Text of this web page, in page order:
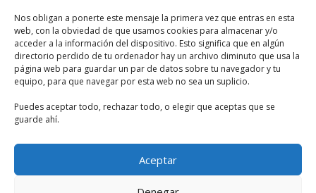
Nos obligan a ponerte este mensaje la primera vez que entras en esta
web, con la obviedad de que usamos cookies para almacenar y/o
acceder a la información del dispositivo. Esto significa que en algún
directorio perdido de tu ordenador hay un archivo diminuto que usa la
página web para guardar un par de datos sobre tu navegador y tu
equipo, para que navegar por esta web no sea un suplicio.
Puedes aceptar todo, rechazar todo, o elegir que aceptas que se
guarde ahí.
Aceptar
Quirófano y Oftalmología
1 DE 2